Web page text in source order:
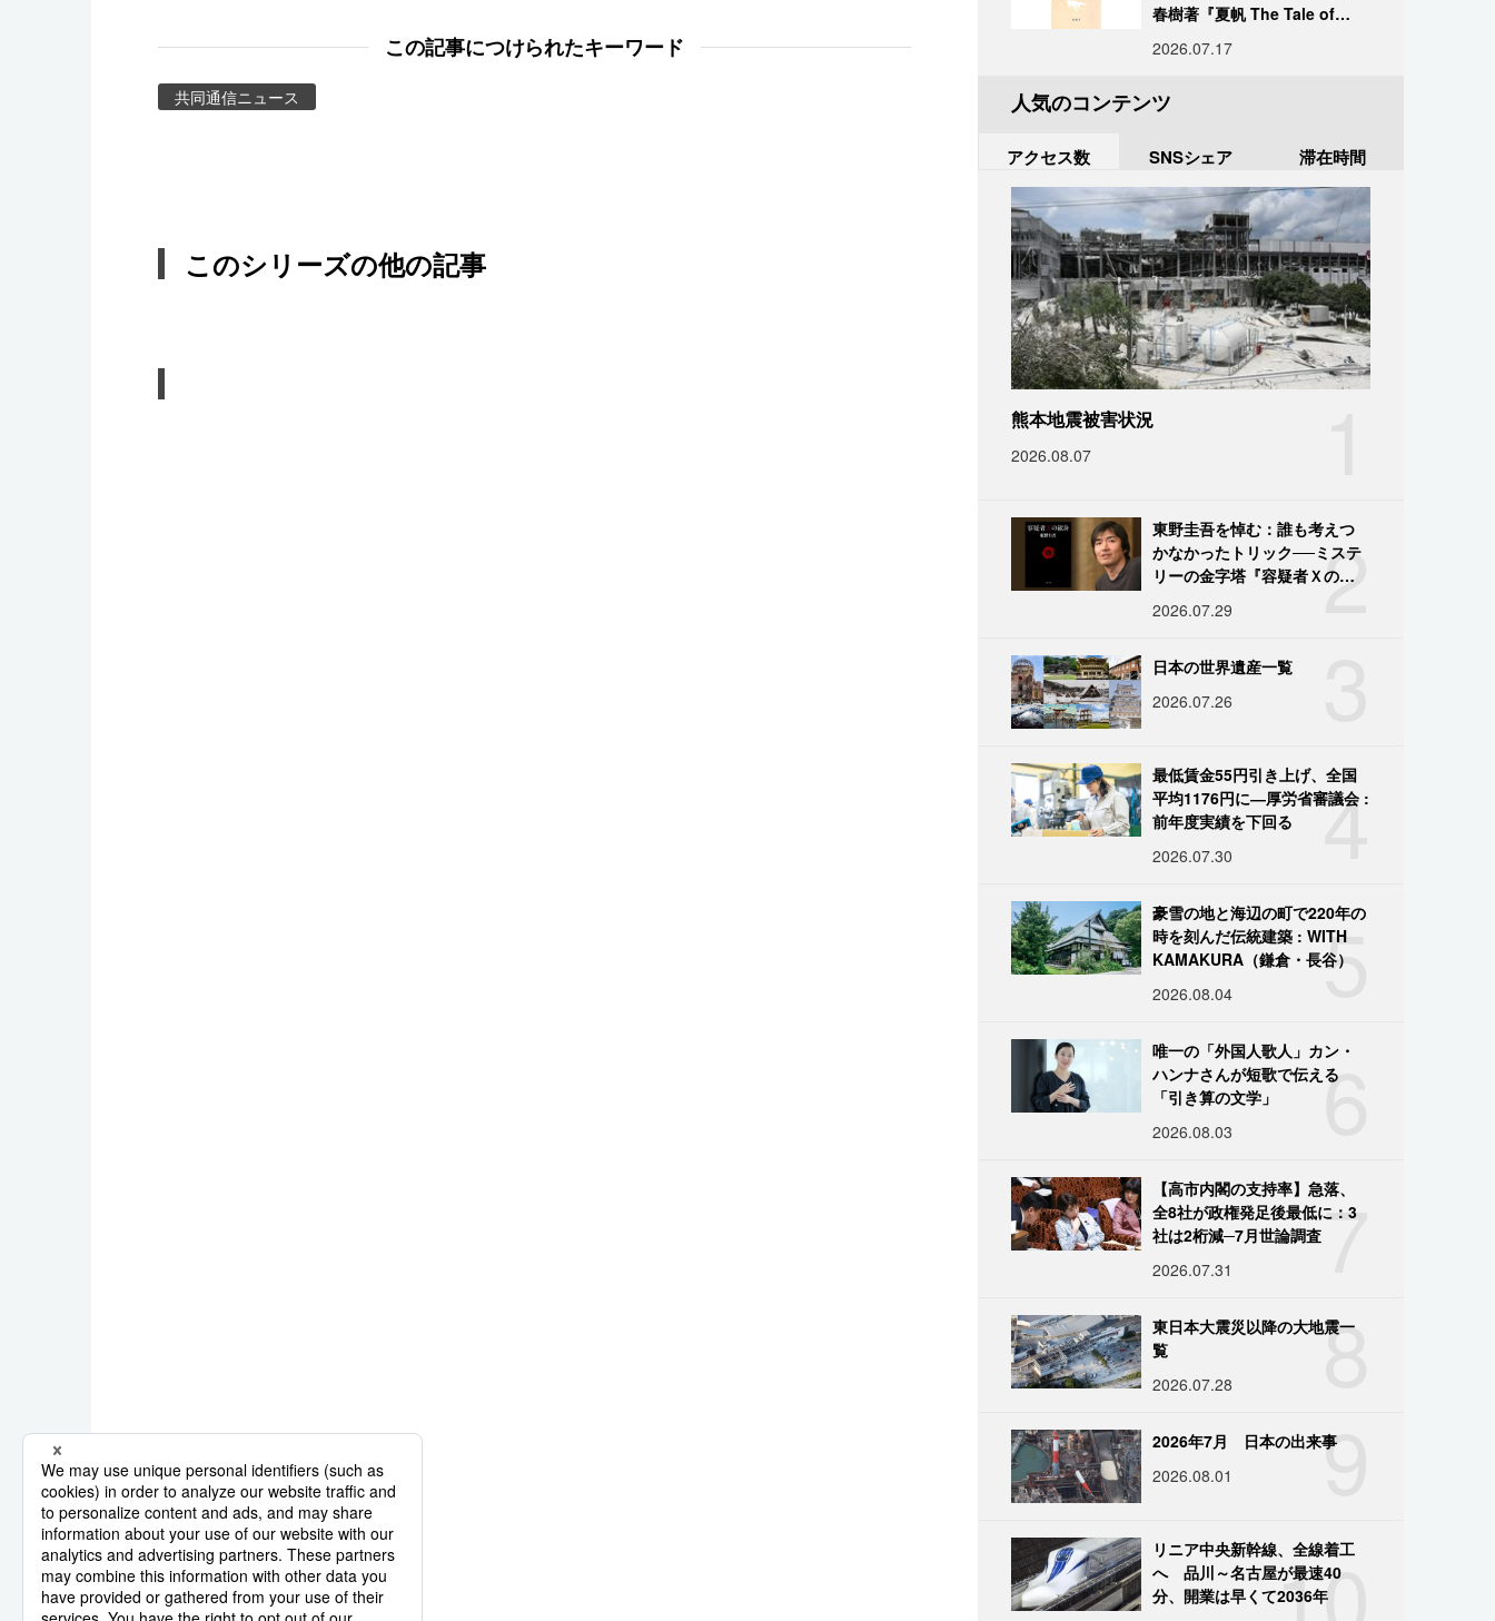
この記事につけられたキーワード
共同通信ニュース
このシリーズの他の記事
春樹著『夏帆 The Tale of
2026.07.17
人気のコンテンツ
アクセス数 SNSシェア 滞在時間
熊本地震被害状況
2026.08.07
2
東野圭吾を悼む：誰も考えつ
かなかったトリック──ミステ
リーの金字塔『容疑者Ｘの献
2026.07.29
日本の世界遺産一覧
2026.07.26
4
最低賃金55円引き上げ、全国
平均1176円に―厚労省審議会 :
前年度実績を下回る
2026.07.30
5
豪雪の地と海辺の町で220年の
時を刻んだ伝統建築 : WITH
KAMAKURA（鎌倉・長谷）
2026.08.04
6
唯一の「外国人歌人」カン・
ハンナさんが短歌で伝える
「引き算の文学」
2026.08.03
7
【高市内閣の支持率】急落、
全8社が政権発足後最低に：3
社は2桁減─7月世論調査
2026.07.31
8
東日本大震災以降の大地震一
覧
2026.07.28
9
2026年7月 日本の出来事
2026.08.01
10
リニア中央新幹線、全線着工
へ 品川～名古屋が最速40
分、開業は早くて2036年